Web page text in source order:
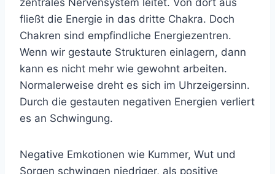
zentrales Nervensystem leitet. Von dort aus
fließt die Energie in das dritte Chakra. Doch
Chakren sind empfindliche Energiezentren.
Wenn wir gestaute Strukturen einlagern, dann
kann es nicht mehr wie gewohnt arbeiten.
Normalerweise dreht es sich im Uhrzeigersinn.
Durch die gestauten negativen Energien verliert
es an Schwingung.
Negative Emkotionen wie Kummer, Wut und
Sorgen schwingen niedriger, als positive